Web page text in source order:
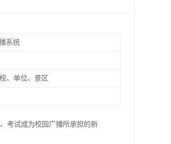
系统
、单位、景区
考试成为校园广播所承担的新